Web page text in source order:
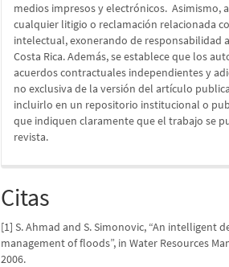
medios impresos y electrónicos. Asimismo,
cualquier litigio o reclamación relacionada
intelectual, exonerando de responsabilidad
Costa Rica. Además, se establece que los
acuerdos contractuales independientes y
no exclusiva de la versión del artículo
incluirlo en un repositorio institucional o
que indiquen claramente que el trabajo se
revista.
Citas
[1] S. Ahmad and S. Simonovic, “An intelligent
management of floods”, in Water Resources
2006.